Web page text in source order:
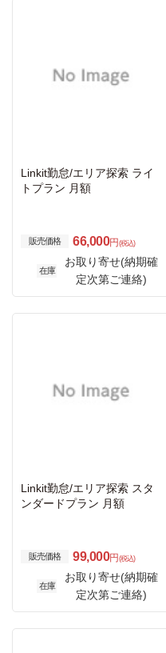
Linkit勤怠/エリア探索 ライ
トプラン 月額
販売価格 66,000円 (税込)
在庫
お取り寄せ(納期確
定次第ご連絡)
Linkit勤怠/エリア探索 スタ
ンダードプラン 月額
販売価格 99,000円 (税込)
在庫
お取り寄せ(納期確
定次第ご連絡)